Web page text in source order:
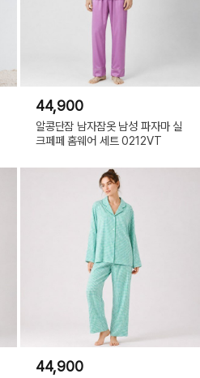
44,900
알콩단잠 남자잠옷 남성 파자마 실
크페페 홈웨어 세트 0212VT
44,900